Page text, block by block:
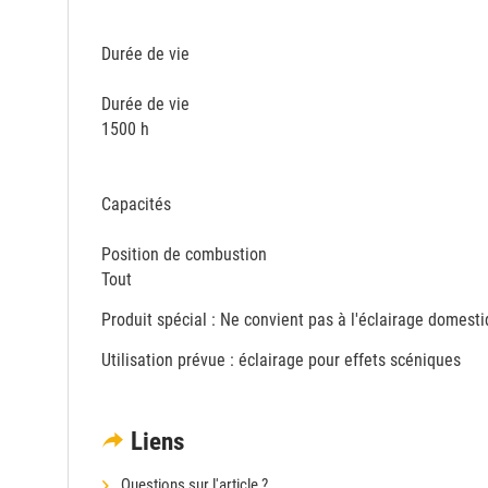
Durée de vie
Durée de vie
1500 h
Capacités
Position de combustion
Tout
Produit spécial : Ne convient pas à l'éclairage
Utilisation prévue : éclairage pour effets scéniques
Liens